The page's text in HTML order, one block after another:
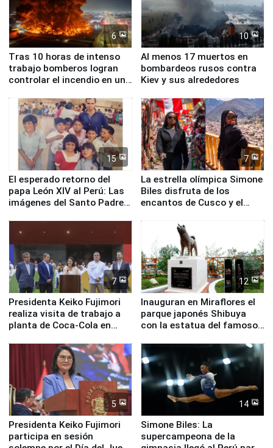
6
Tras 10 horas de intenso
trabajo bomberos logran
controlar el incendio en una
de Chile
10
Al menos 17 muertos en
bombardeos rusos contra
Kiev y sus alrededores
15
El esperado retorno del
papa León XIV al Perú: Las
imágenes del Santo Padre
7
La estrella olímpica Simone
Biles disfruta de los
encantos de Cusco y el
7
Presidenta Keiko Fujimori
realiza visita de trabajo a
planta de Coca-Cola en
12
Inauguran en Miraflores el
parque japonés Shibuya
con la estatua del famoso
5
Presidenta Keiko Fujimori
participa en sesión
14
Simone Biles: La
supercampeona de la